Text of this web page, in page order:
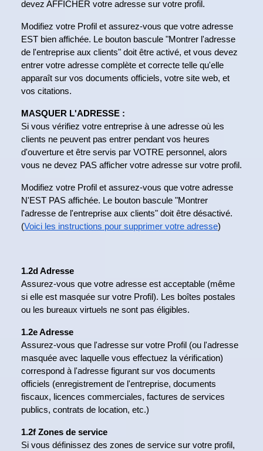
devez AFFICHER votre adresse sur votre profil.
Modifiez votre Profil et assurez-vous que votre adresse
EST bien affichée. Le bouton bascule "Montrer l'adresse
de l'entreprise aux clients" doit être activé, et vous devez
entrer votre adresse complète et correcte telle qu'elle
apparaît sur vos documents officiels, votre site web, et
vos citations.
MASQUER L'ADRESSE :
Si vous vérifiez votre entreprise à une adresse où les
clients ne peuvent pas entrer pendant vos heures
d'ouverture et être servis par VOTRE personnel, alors
vous ne devez PAS afficher votre adresse sur votre profil.
Modifiez votre Profil et assurez-vous que votre adresse
N'EST PAS affichée. Le bouton bascule "Montrer
l'adresse de l'entreprise aux clients" doit être désactivé.
(Voici les instructions pour supprimer votre adresse)
1.2d Adresse
Assurez-vous que votre adresse est acceptable (même
si elle est masquée sur votre Profil). Les boîtes postales
ou les bureaux virtuels ne sont pas éligibles.
1.2e Adresse
Assurez-vous que l'adresse sur votre Profil (ou l'adresse
masquée avec laquelle vous effectuez la vérification)
correspond à l'adresse figurant sur vos documents
officiels (enregistrement de l'entreprise, documents
fiscaux, licences commerciales, factures de services
publics, contrats de location, etc.)
1.2f Zones de service
Si vous définissez des zones de service sur votre profil,